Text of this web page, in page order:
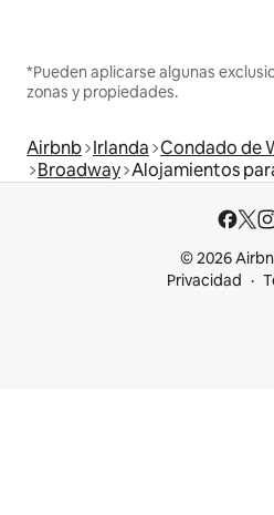
*Pueden aplicarse algunas
zonas y propiedades.
Airbnb Irlanda Condado de
Broadway Alojamientos
© 2026
Privacidad